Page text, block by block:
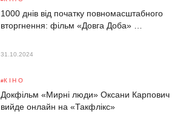
1000 днів від початку повномасштабного
вторгнення: фільм «Довга Доба» …
31.10.2024
КІНО
Докфільм «Мирні люди» Оксани Карпович
вийде онлайн на «Такфлікс»